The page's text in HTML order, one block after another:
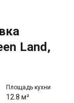
Land,
Площадь кухни
12.8 м²